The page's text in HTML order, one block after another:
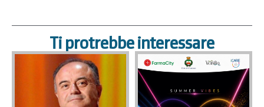
Ti protrebbe interessare